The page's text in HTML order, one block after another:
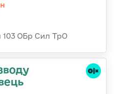
103 ОБр Сил ТрО